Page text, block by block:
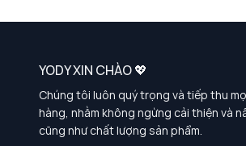
YODY XIN CHÀO 💖
Chúng tôi luôn quý trọng và tiếp thu
hàng, nhằm không ngừng cải thiện và
cũng như chất lượng sản phẩm.